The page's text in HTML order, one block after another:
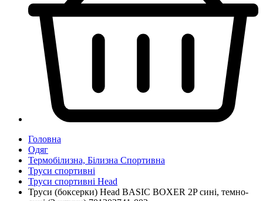
Головна
Одяг
Термобілизна, Білизна Спортивна
Труси спортивні
Труси спортивні Head
Труси (боксерки) Head BASIC BOXER 2P сині, темно-